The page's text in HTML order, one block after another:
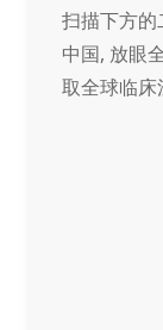
扫描下方的
中国, 放眼
取全球临床